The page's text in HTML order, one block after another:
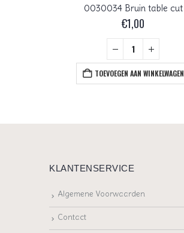
0030034 Bruin table cut
€1,00
TOEVOEGEN AAN WINKELWAGEN
KLANTENSERVICE
Algemene Voorwaarden
Contact